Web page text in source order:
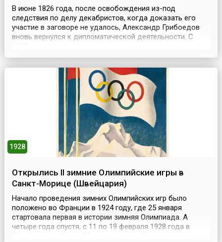
В июне 1826 года, после освобождения из-под
следствия по делу декабристов, когда доказать его
участие в заговоре не удалось, Александр Грибоедов
вновь вернулся к дипломатической деятельности. С
Турцией и Персией. По окончании русско-персидской
участие в разработке и заключении выгодного для
России Туркм...
1928
Открылись II зимние Олимпийские игры в
Санкт-Морице (Швейцария)
Начало проведения зимних Олимпийских игр было
положено во Франции в 1924 году, где 25 января
стартовала первая в истории зимняя Олимпиада. А
четыре года спустя, с 11 по 19 февраля 1928 года в